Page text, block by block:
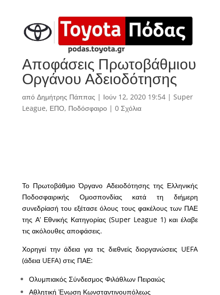
Αποφάσεις Πρωτοβάθμιου
Οργάνου Αδειοδότησης
από Δημήτρης Πάππας | Ιούν 12, 2020 19:54| Super
League, ΕΠΟ, Ποδόσφαιρο| 0 Σχόλια
Το Πρωτοβάθμιο Όργανο Αδειοδότησης της Ελληνικής
Ποδοσφαιρικής Ομοσπονδίας κατά τη διήμερη
συνεδρίασή του εξέτασε όλους τους φακέλους των ΠΑΕ
της Α’ Εθνικής Κατηγορίας (Super League 1) και έλαβε
τις ακόλουθες αποφάσεις.
Χορηγεί την άδεια για τις διεθνείς διοργανώσεις UEFA
(άδεια UEFA) στις ΠΑΕ:
Ολυμπιακός Σύνδεσμος Φιλάθλων Πειραιώς
Αθλητική Ένωση Κωνσταντινουπόλεως